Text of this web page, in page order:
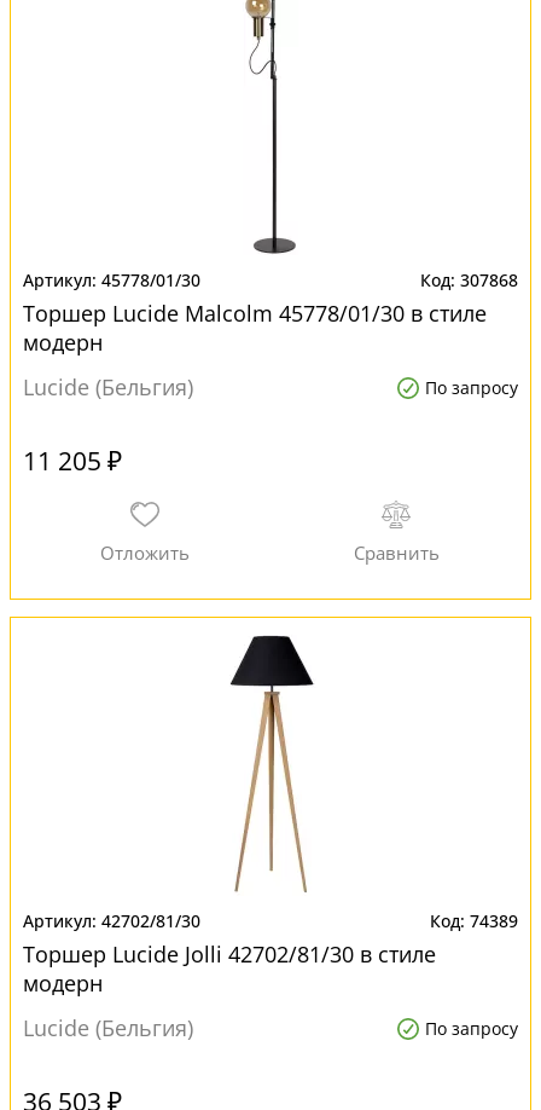
45778/01/30 307868
Торшер Lucide Malcolm 45778/01/30 в стиле
модерн
Lucide (Бельгия)
По запросу
11 205 ₽
42702/81/30 74389
Торшер Lucide Jolli 42702/81/30 в стиле
модерн
Lucide (Бельгия)
По запросу
36 503 ₽